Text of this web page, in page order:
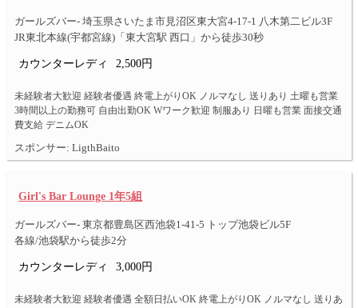
ガールズバー- 埼玉県さいたま市見沼区東大宮4-17-1 八木第二ビル3F
JR東北本線(宇都宮線)「東大宮駅 西口」から徒歩30秒
カウンターレディ 2,500円
未経験者大歓迎 経験者優遇 終電上がりOK ノルマなし 送りあり 土曜も営業
3時間以上の勤務可 自由出勤OK Wワーク歓迎 制服あり 日曜も営業 面接交通
費支給 デニムOK
スポンサー: LigthBaito
Girl's Bar Lounge 1年5組
ガールズバー- 東京都豊島区西池袋1-41-5 トップ池袋ビル5F
各線/池袋駅から徒歩2分
カウンターレディ 3,000円
未経験者大歓迎 経験者優遇 全額日払いOK 終電上がりOK ノルマなし 送りあ